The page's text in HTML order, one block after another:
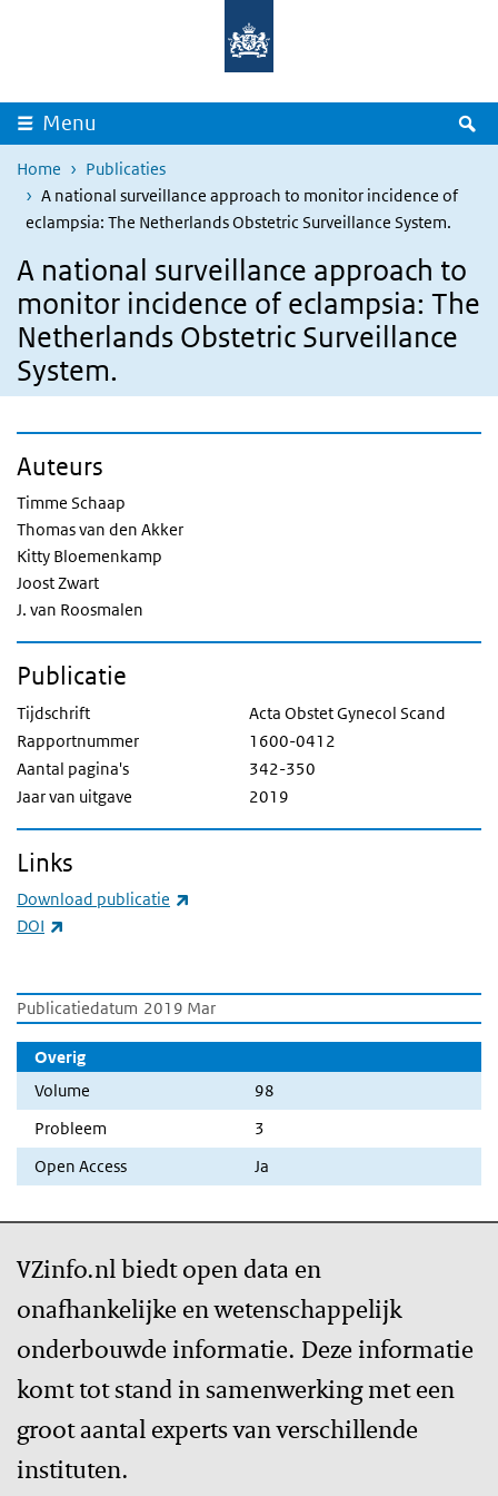
Overslaan en naar de inhoud gaan
Menu
Home
Publicaties
A national surveillance approach to monitor incidence of
eclampsia: The Netherlands Obstetric Surveillance System.
A national surveillance approach to
monitor incidence of eclampsia: The
Netherlands Obstetric Surveillance
System.
Publicatiedatum 2019 Mar
Overig
Volume
98
Probleem
3
Open Access
Ja
Auteurs
Timme Schaap
Thomas van den Akker
Kitty Bloemenkamp
Joost Zwart
J. van Roosmalen
Publicatie
Tijdschrift
Acta Obstet Gynecol Scand
Rapportnummer
1600-0412
Aantal pagina's
342-350
Jaar van uitgave
2019
Links
Download publicatie
DOI
VZinfo.nl biedt open data en
onafhankelijke en wetenschappelijk
onderbouwde informatie. Deze informatie
komt tot stand in samenwerking met een
groot aantal experts van verschillende
instituten.